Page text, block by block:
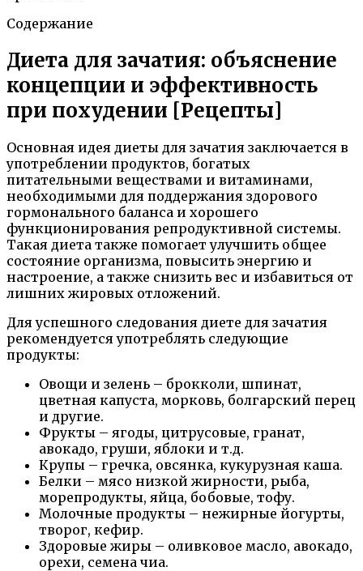
Содержание
Диета для зачатия: объяснение
концепции и эффективность
при похудении [Рецепты]
Основная идея диеты для зачатия заключается в
употреблении продуктов, богатых
питательными веществами и витаминами,
необходимыми для поддержания здорового
гормонального баланса и хорошего
функционирования репродуктивной системы.
Такая диета также помогает улучшить общее
состояние организма, повысить энергию и
настроение, а также снизить вес и избавиться от
лишних жировых отложений.
Для успешного следования диете для зачатия
рекомендуется употреблять следующие
продукты:
Овощи и зелень – брокколи, шпинат,
цветная капуста, морковь, болгарский перец
и другие.
Фрукты – ягоды, цитрусовые, гранат,
авокадо, груши, яблоки и т.д.
Крупы – гречка, овсянка, кукурузная каша.
Белки – мясо низкой жирности, рыба,
морепродукты, яйца, бобовые, тофу.
Молочные продукты – нежирные йогурты,
творог, кефир.
Здоровые жиры – оливковое масло, авокадо,
орехи, семена чиа.